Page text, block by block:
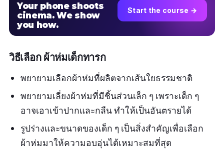
Your phone shoots
cinema. We show
you how.
Start the course →
วิธีเลือก ผ้าห่มเด็กทารก
พยายามเลือกผ้าห่มที่ผลิตจากเส้นใยธรรมชาติ
พยายามเลี่ยงผ้าห่มที่มีชิ้นส่วนเล็ก ๆ เพราะเด็ก ๆ
อาจเอาเข้าปากและกลืน ทำให้เป็นอันตรายได้
รูปร่างและขนาดของเด็ก ๆ เป็นสิ่งสำคัญเพื่อเลือก
ผ้าห่มมาให้ความอบอุ่นได้เหมาะสมที่สุด